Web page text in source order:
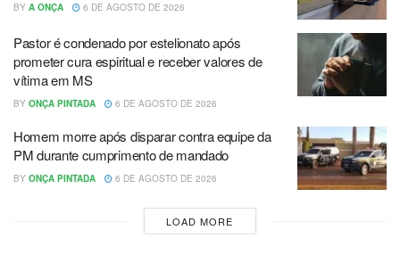
BY A ONÇA 6 DE AGOSTO DE 2026
Pastor é condenado por estelionato após
prometer cura espiritual e receber valores de
vítima em MS
BY ONÇA PINTADA 6 DE AGOSTO DE 2026
Homem morre após disparar contra equipe da
PM durante cumprimento de mandado
BY ONÇA PINTADA 6 DE AGOSTO DE 2026
LOAD MORE